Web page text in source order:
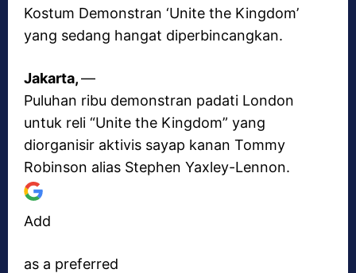
Kostum Demonstran ‘Unite the Kingdom’
yang sedang hangat diperbincangkan.
Jakarta,—
Puluhan ribu demonstran padati London
untuk reli “Unite the Kingdom” yang
diorganisir aktivis sayap kanan Tommy
Robinson alias Stephen Yaxley-Lennon.
Add
as a preferred